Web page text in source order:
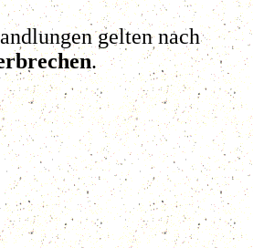
gelten nach
.